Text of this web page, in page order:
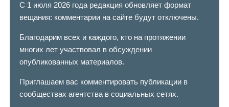
С 1 июля 2026 года редакция обновляет формат
вещания: комментарии на сайте будут отключены.
Благодарим всех и каждого, кто на протяжении
многих лет участвовал в обсуждении
опубликованных материалов.
Приглашаем вас комментировать публикации в
сообществах агентства в социальных сетях.